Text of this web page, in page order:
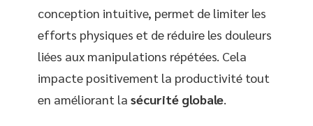
conception intuitive, permet de limiter les
efforts physiques et de réduire les douleurs
liées aux manipulations répétées. Cela
impacte positivement la productivité tout
en améliorant la sécurité globale.